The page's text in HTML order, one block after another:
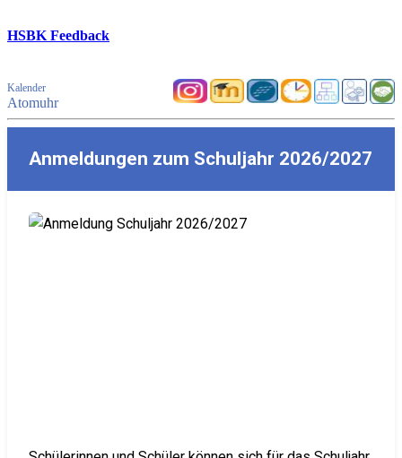
HSBK Feedback
Kalender
Atomuhr
Anmeldungen zum Schuljahr 2026/2027